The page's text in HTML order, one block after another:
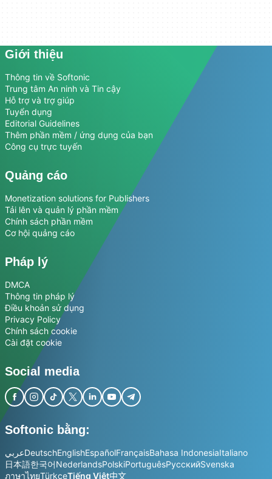
Giới thiệu
Thông tin về Softonic
Trung tâm An ninh và Tin cậy
Hỗ trợ và trợ giúp
Tuyển dụng
Editorial Guidelines
Thêm phần mềm / ứng dụng của bạn
Công cụ trực tuyến
Quảng cáo
Monetization solutions for Publishers
Tải lên và quản lý phần mềm
Chính sách phần mềm
Cơ hội quảng cáo
Pháp lý
DMCA
Thông tin pháp lý
Điều khoản sử dụng
Privacy Policy
Chính sách cookie
Cài đặt cookie
Social media
Softonic bằng:
عربيDeutschEnglishEspañolFrançaisBahasa IndonesiaItaliano
日本語한국어NederlandsPolskiPortuguêsРусскийSvenska
ภาษาไทยTürkçeTiếng Việt中文